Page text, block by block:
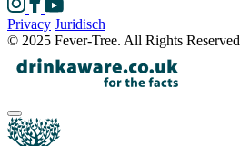
Privacy Juridisch
© 2025 Fever-Tree. All Rights Reserved